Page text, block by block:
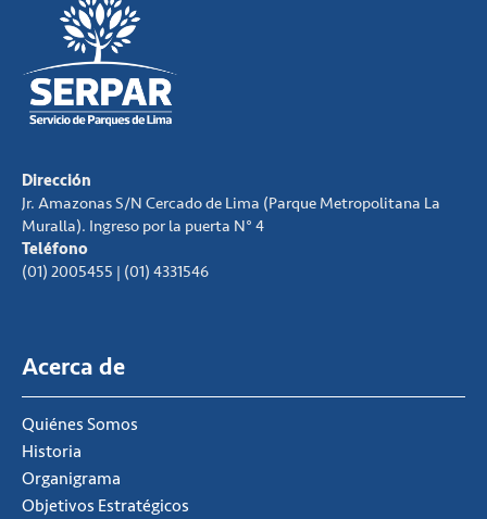
Dirección
Jr. Amazonas S/N Cercado de Lima (Parque Metropolitana La
Muralla). Ingreso por la puerta N° 4
Teléfono
(01) 2005455 | (01) 4331546
Acerca de
Quiénes Somos
Historia
Organigrama
Objetivos Estratégicos